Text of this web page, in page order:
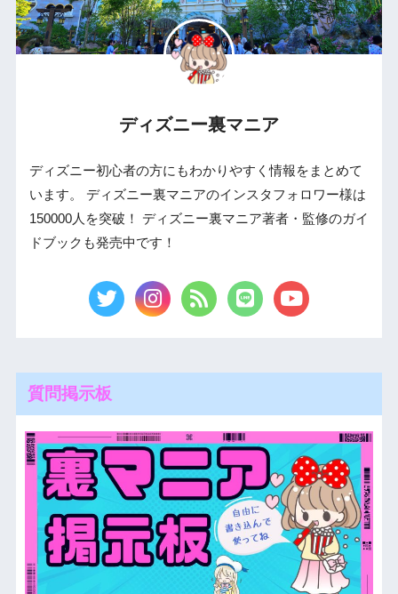
ディズニー裏マニア
ディズニー初心者の方にもわかりやすく情報をまとめて
います。 ディズニー裏マニアのインスタフォロワー様は
150000人を突破！ ディズニー裏マニア著者・監修のガイ
ドブックも発売中です！
質問掲示板